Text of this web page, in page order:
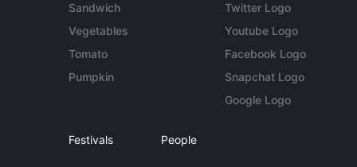
Sandwich
Vegetables
Tomato
Pumpkin
Twitter Logo
Youtube Logo
Facebook Logo
Snapchat Logo
Google Logo
Festivals People